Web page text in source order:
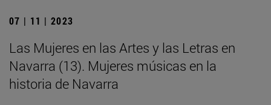
07 | 11 | 2023
Las Mujeres en las Artes y las Letras en
Navarra (13). Mujeres músicas en la
historia de Navarra